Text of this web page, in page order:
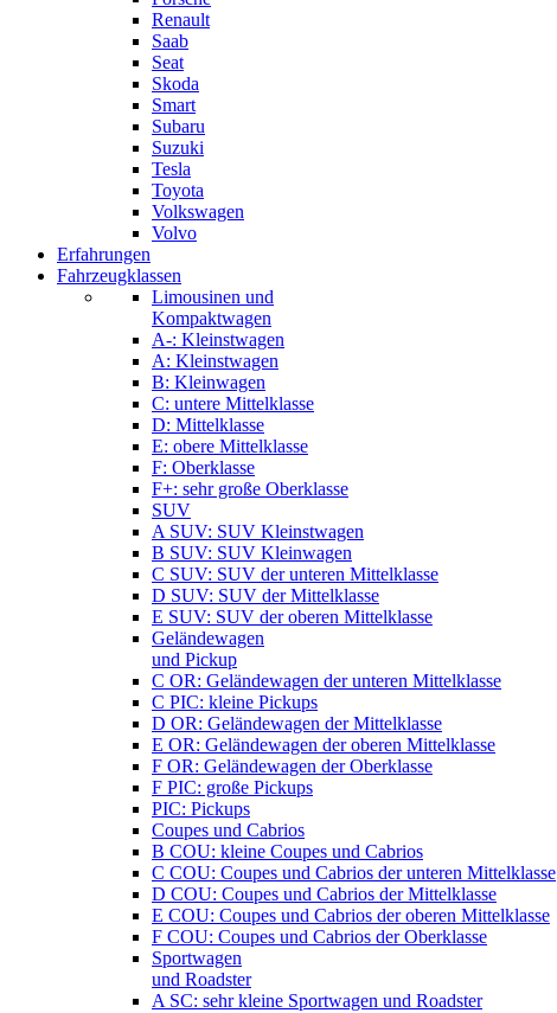
Renault
Saab
Seat
Skoda
Smart
Subaru
Suzuki
Tesla
Toyota
Volkswagen
Volvo
Erfahrungen
Fahrzeugklassen
Limousinen und
Kompaktwagen
A-: Kleinstwagen
A: Kleinstwagen
B: Kleinwagen
C: untere Mittelklasse
D: Mittelklasse
E: obere Mittelklasse
F: Oberklasse
F+: sehr große Oberklasse
SUV
A SUV: SUV Kleinstwagen
B SUV: SUV Kleinwagen
C SUV: SUV der unteren Mittelklasse
D SUV: SUV der Mittelklasse
E SUV: SUV der oberen Mittelklasse
Geländewagen
und Pickup
C OR: Geländewagen der unteren Mittelklasse
C PIC: kleine Pickups
D OR: Geländewagen der Mittelklasse
E OR: Geländewagen der oberen Mittelklasse
F OR: Geländewagen der Oberklasse
F PIC: große Pickups
PIC: Pickups
Coupes und Cabrios
B COU: kleine Coupes und Cabrios
C COU: Coupes und Cabrios der unteren Mittelklasse
D COU: Coupes und Cabrios der Mittelklasse
E COU: Coupes und Cabrios der oberen Mittelklasse
F COU: Coupes und Cabrios der Oberklasse
Sportwagen
und Roadster
A SC: sehr kleine Sportwagen und Roadster